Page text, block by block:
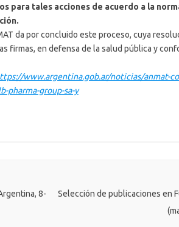
para tales acciones de acuerdo a la
da por concluido este proceso, cuya
firmas, en defensa de la salud pública y
www.argentina.gob.ar/noticias/anmat-
pharma-group-sa-y
8-
Selección de publicaciones en